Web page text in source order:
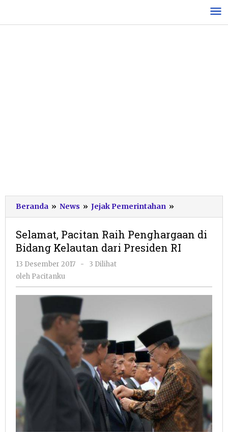
konten
Beranda » News » Jejak Pemerintahan »
Pacitan
Penghargaan
di
Selamat, Pacitan Raih Penghargaan di
Bidang Kelautan dari Presiden RI
13 Desember 2017
oleh
-
3 Dilihat
oleh Pacitanku